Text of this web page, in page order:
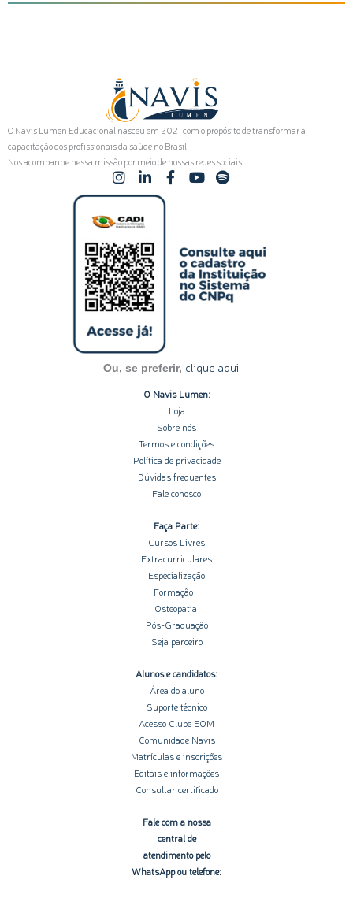
O Navis Lumen Educacional nasceu em 2021 com o propósito de transformar a
capacitação dos profissionais da saúde no Brasil.
Nos acompanhe nessa missão por meio de nossas redes sociais!
I
n
t
a
g
r
a
m
L
i
k
e
d
i
n
-
i
n
F
a
Y
b
e
S
p
f
y
Ou, se preferir, clique aqui
O Navis Lumen:
Loja
Sobre nós
Termos e condições
Política de privacidade
Dúvidas frequentes
Fale conosco
Faça Parte:
Cursos Livres
Extracurriculares
Especialização
Formação
Osteopatia
Pós-Graduação
Seja parceiro
Alunos e candidatos:
Área do aluno
Suporte técnico
Acesso Clube EOM
Comunidade Navis
Matrículas e inscrições
Editais e informações
Consultar certificado
Fale com a nossa
central de
atendimento pelo
WhatsApp ou telefone: